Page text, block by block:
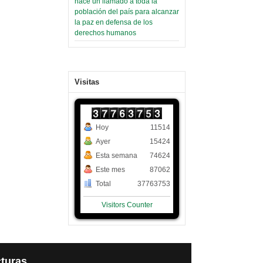
población del país para alcanzar
la paz en defensa de los
derechos humanos
Visitas
Hoy
Ayer
Esta semana
Este mes
Total
11514
15424
74624
87062
37763753
Visitors Counter